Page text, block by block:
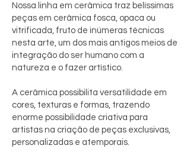
Nossa linha em cerâmica traz belíssimas
peças em cerâmica fosca, opaca ou
vitrificada, fruto de inúmeras técnicas
nesta arte, um dos mais antigos meios de
integração do ser humano com a
natureza e o fazer artístico.
A cerâmica possibilita versatilidade em
cores, texturas e formas, trazendo
enorme possibilidade criativa para
artistas na criação de peças exclusivas,
personalizadas e atemporais.